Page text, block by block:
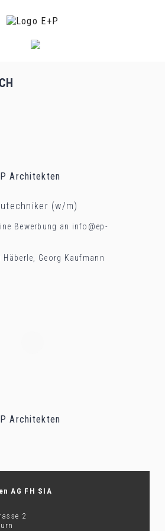
(w/m)
Bewerbung an info@ep-
Georg Kaufmann
AG FH SIA
2